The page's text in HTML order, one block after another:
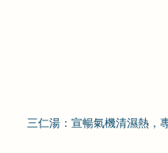
三仁湯：宣暢氣機清濕熱，